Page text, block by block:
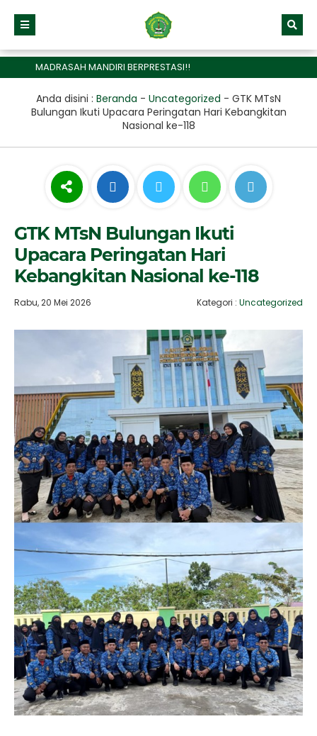
MADRASAH MANDIRI BERPRESTASI!!
Anda disini : Beranda - Uncategorized - GTK MTsN
Bulungan Ikuti Upacara Peringatan Hari Kebangkitan
Nasional ke-118
GTK MTsN Bulungan Ikuti
Upacara Peringatan Hari
Kebangkitan Nasional ke-118
Rabu, 20 Mei 2026 Kategori : Uncategorized